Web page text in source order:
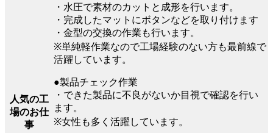
人気の工
場のお仕
事
・水圧で素材のカットと成形を行います。
・完成したマットにボタンなどを取り付けます
・金型の交換の作業も行います。
※単純軽作業なので工場経験のない方も最前線で
活躍しています。
●製品チェック作業
・できた製品に不良がないか目視で確認を行い
ます。
※女性も多く活躍しています。